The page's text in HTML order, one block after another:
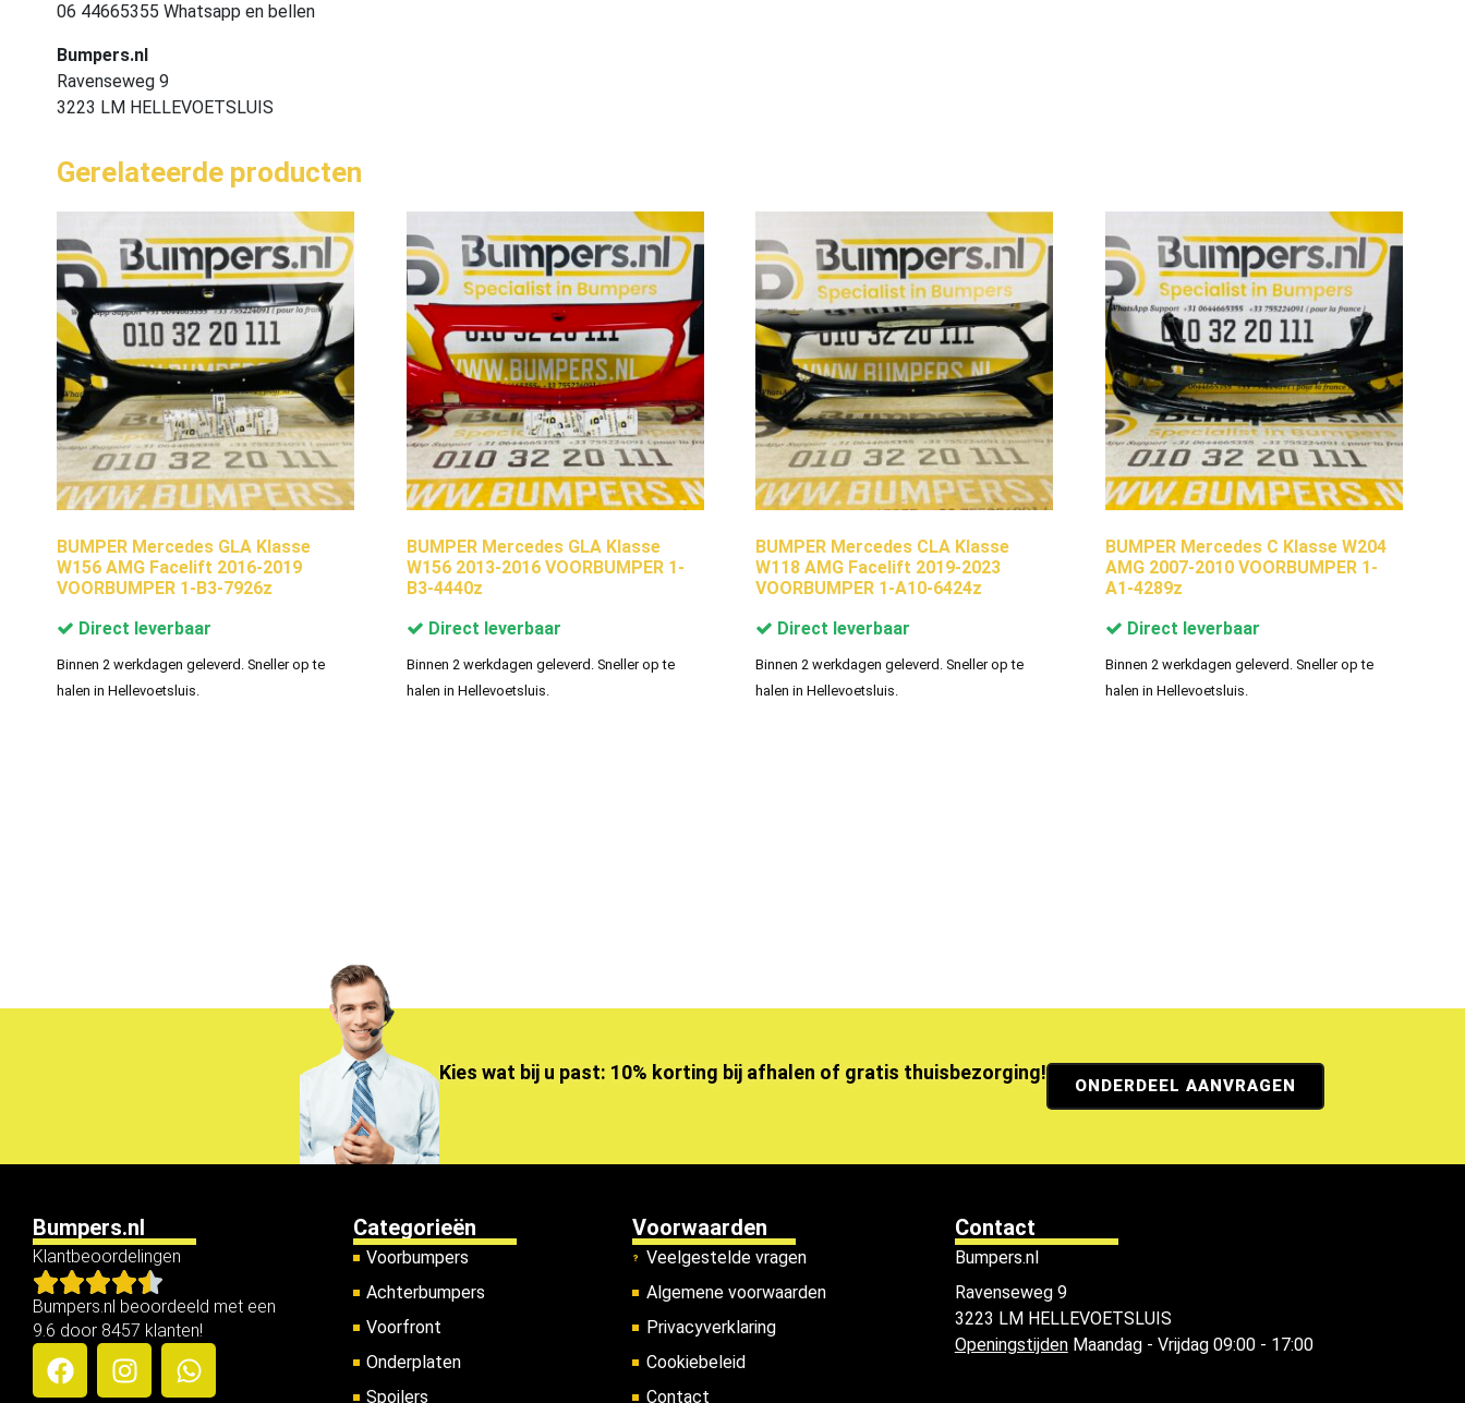
06 44665355 Whatsapp en bellen
Bumpers.nl
Ravenseweg 9
3223 LM HELLEVOETSLUIS
Gerelateerde producten
BUMPER Mercedes GLA Klasse
W156 AMG Facelift 2016-2019
VOORBUMPER 1-B3-7926z
Direct leverbaar
Binnen 2 werkdagen geleverd. Sneller op te
halen in Hellevoetsluis.
BUMPER Mercedes GLA Klasse
W156 2013-2016 VOORBUMPER 1-
B3-4440z
Direct leverbaar
Binnen 2 werkdagen geleverd. Sneller op te
halen in Hellevoetsluis.
BUMPER Mercedes CLA Klasse
W118 AMG Facelift 2019-2023
VOORBUMPER 1-A10-6424z
Direct leverbaar
Binnen 2 werkdagen geleverd. Sneller op te
halen in Hellevoetsluis.
BUMPER Mercedes C Klasse W204
AMG 2007-2010 VOORBUMPER 1-
A1-4289z
Direct leverbaar
Binnen 2 werkdagen geleverd. Sneller op te
halen in Hellevoetsluis.
Kies wat bij u past: 10% korting bij afhalen of gratis thuisbezorging!
ONDERDEEL AANVRAGEN
Bumpers.nl
Klantbeoordelingen
Bumpers.nl beoordeeld met een
9.6 door 8457 klanten!
Categorieën
Voorbumpers
Achterbumpers
Voorfront
Onderplaten
Spoilers
Voorwaarden
Veelgestelde vragen
Algemene voorwaarden
Privacyverklaring
Cookiebeleid
Contact
Contact
Bumpers.nl
Ravenseweg 9
3223 LM HELLEVOETSLUIS
OpeningstijdenMaandag - Vrijdag 09:00 - 17:00